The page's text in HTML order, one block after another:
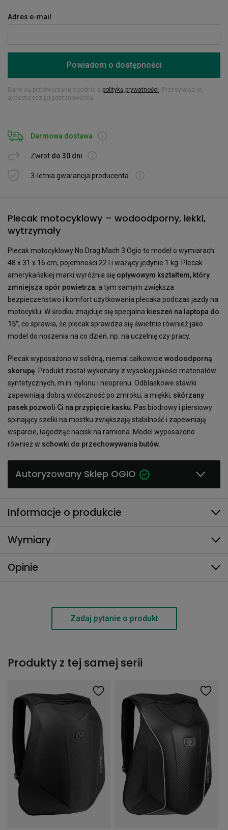
Adres e-mail
Powiadom o dostępności
Dane są przetwarzane zgodnie z polityką prywatności . Przesyłając je,
akceptujesz jej postanowienia.
Darmowa dostawa
Zwrot do 30 dni
3-letnia gwarancja producenta
Plecak motocyklowy – wodoodporny, lekki,
wytrzymały
Plecak motocyklowy No Drag Mach 3 Ogio to model o wymiarach
48 x 31 x 16 cm, pojemności 22 l i ważący jedynie 1 kg. Plecak
amerykańskiej marki wyróżnia się opływowym kształtem, który
zmniejsza opór powietrza, a tym samym zwiększa
bezpieczeństwo i komfort użytkowania plecaka podczas jazdy na
motocyklu. W środku znajduje się specjalna kieszeń na laptopa do
15”, co sprawia, że plecak sprawdza się świetnie również jako
model do noszenia na co dzień, np. na uczelnię czy pracy.
Plecak wyposażono w solidną, niemal całkowicie wodoodporną
skorupę . Produkt został wykonany z wysokiej jakości materiałów
syntetycznych, m.in. nylonu i neoprenu. Odblaskowe stawki
zapewniają dobrą widoczność po zmroku, a miękki, skórzany
pasek pozwoli Ci na przypięcie kasku . Pas biodrowy i piersiowy
spinający szelki na mostku zwiększają stabilność i zapewniają
wsparcie, łagodząc nacisk na ramiona. Model wyposażono
również w schowki do przechowywania butów
Autoryzowany Sklep OGIO
Informacje o produkcie
Wymiary
Opinie
Zadaj pytanie o produkt
Produkty z tej samej serii